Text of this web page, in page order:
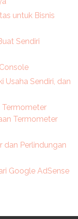
untuk Bisnis
Sendiri
Usaha Sendiri, dan
Termometer
Termometer
dan Perlindungan
Google AdSense